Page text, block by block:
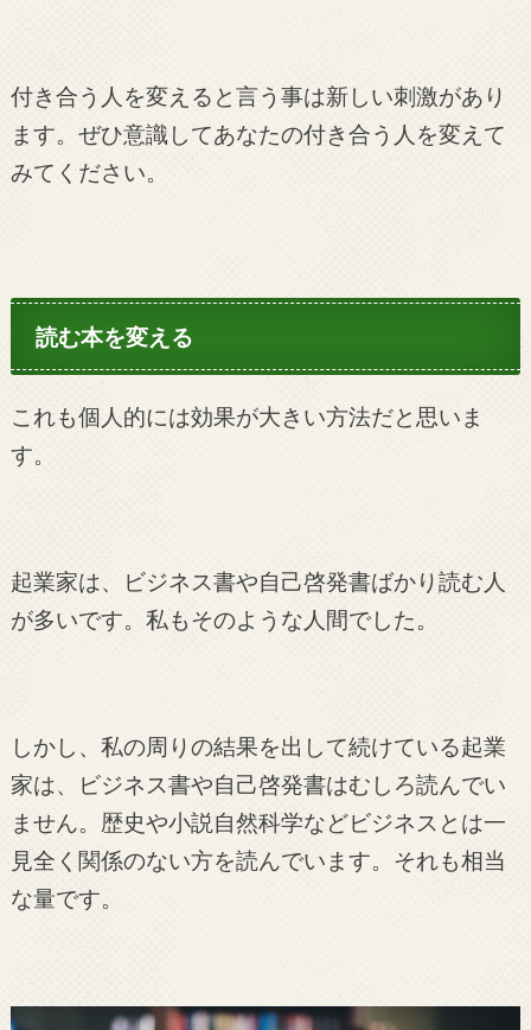
付き合う人を変えると言う事は新しい刺激があり
ます。ぜひ意識してあなたの付き合う人を変えて
みてください。
読む本を変える
これも個人的には効果が大きい方法だと思いま
す。
起業家は、ビジネス書や自己啓発書ばかり読む人
が多いです。私もそのような人間でした。
しかし、私の周りの結果を出して続けている起業
家は、ビジネス書や自己啓発書はむしろ読んでい
ません。歴史や小説自然科学などビジネスとは一
見全く関係のない方を読んでいます。それも相当
な量です。